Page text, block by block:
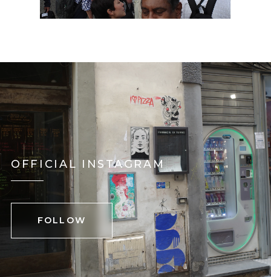
OFFICIAL INSTAGRAM
FOLLOW